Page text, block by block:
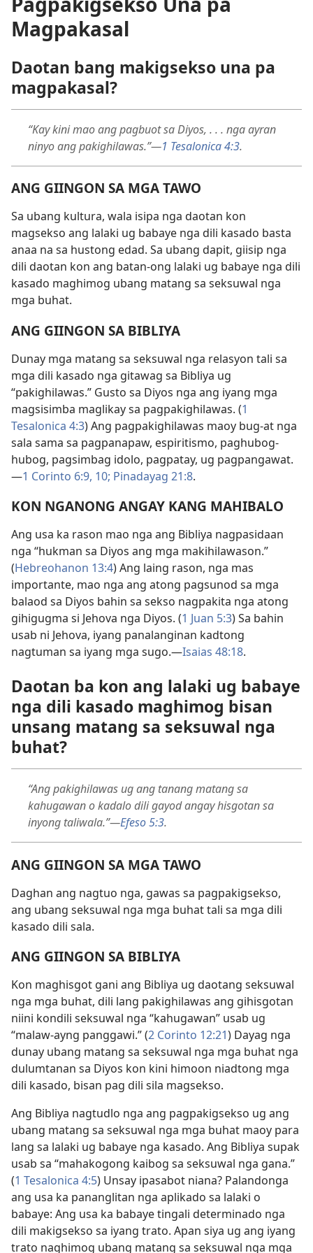
Magpakasal
Daotan bang makigsekso una pa
magpakasal?
“Kay kini mao ang pagbuot sa Diyos, . . . nga ayran
ninyo ang pakighilawas.”—1 Tesalonica 4:3.
ANG GIINGON SA MGA TAWO
Sa ubang kultura, wala isipa nga daotan kon
magsekso ang lalaki ug babaye nga dili kasado basta
anaa na sa hustong edad. Sa ubang dapit, giisip nga
dili daotan kon ang batan-ong lalaki ug babaye nga dili
kasado maghimog ubang matang sa seksuwal nga
mga buhat.
ANG GIINGON SA BIBLIYA
Dunay mga matang sa seksuwal nga relasyon tali sa
mga dili kasado nga gitawag sa Bibliya ug
“pakighilawas.” Gusto sa Diyos nga ang iyang mga
magsisimba maglikay sa pagpakighilawas. (1
Tesalonica 4:3) Ang pagpakighilawas maoy bug-at nga
sala sama sa pagpanapaw, espiritismo, paghubog-
hubog, pagsimbag idolo, pagpatay, ug pagpangawat.
—1 Corinto 6:9, 10; Pinadayag 21:8.
KON NGANONG ANGAY KANG MAHIBALO
Ang usa ka rason mao nga ang Bibliya nagpasidaan
nga “hukman sa Diyos ang mga makihilawason.”
(Hebreohanon 13:4) Ang laing rason, nga mas
importante, mao nga ang atong pagsunod sa mga
balaod sa Diyos bahin sa sekso nagpakita nga atong
gihigugma si Jehova nga Diyos. (1 Juan 5:3) Sa bahin
usab ni Jehova, iyang panalanginan kadtong
nagtuman sa iyang mga sugo.—Isaias 48:18.
Daotan ba kon ang lalaki ug babaye
nga dili kasado maghimog bisan
unsang matang sa seksuwal nga
buhat?
“Ang pakighilawas ug ang tanang matang sa
kahugawan o kadalo dili gayod angay hisgotan sa
inyong taliwala.”—Efeso 5:3.
ANG GIINGON SA MGA TAWO
Daghan ang nagtuo nga, gawas sa pagpakigsekso,
ang ubang seksuwal nga mga buhat tali sa mga dili
kasado dili sala.
ANG GIINGON SA BIBLIYA
Kon maghisgot gani ang Bibliya ug daotang seksuwal
nga mga buhat, dili lang pakighilawas ang gihisgotan
niini kondili seksuwal nga “kahugawan” usab ug
“malaw-ayng panggawi.” (2 Corinto 12:21) Dayag nga
dunay ubang matang sa seksuwal nga mga buhat nga
dulumtanan sa Diyos kon kini himoon niadtong mga
dili kasado, bisan pag dili sila magsekso.
Ang Bibliya nagtudlo nga ang pagpakigsekso ug ang
ubang matang sa seksuwal nga mga buhat maoy para
lang sa lalaki ug babaye nga kasado. Ang Bibliya supak
usab sa “mahakogong kaibog sa seksuwal nga gana.”
(1 Tesalonica 4:5) Unsay ipasabot niana? Palandonga
ang usa ka pananglitan nga aplikado sa lalaki o
babaye: Ang usa ka babaye tingali determinado nga
dili makigsekso sa iyang trato. Apan siya ug ang iyang
trato naghimog ubang matang sa seksuwal nga mga